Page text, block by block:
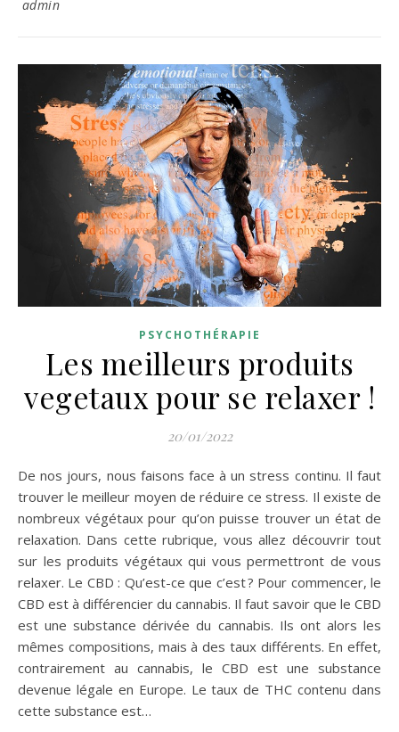
admin
PSYCHOTHÉRAPIE
Les meilleurs produits
vegetaux pour se relaxer !
20/01/2022
De nos jours, nous faisons face à un stress continu. Il faut
trouver le meilleur moyen de réduire ce stress. Il existe de
nombreux végétaux pour qu’on puisse trouver un état de
relaxation. Dans cette rubrique, vous allez découvrir tout
sur les produits végétaux qui vous permettront de vous
relaxer. Le CBD : Qu’est-ce que c’est ? Pour commencer, le
CBD est à différencier du cannabis. Il faut savoir que le CBD
est une substance dérivée du cannabis. Ils ont alors les
mêmes compositions, mais à des taux différents. En effet,
contrairement au cannabis, le CBD est une substance
devenue légale en Europe. Le taux de THC contenu dans
cette substance est…